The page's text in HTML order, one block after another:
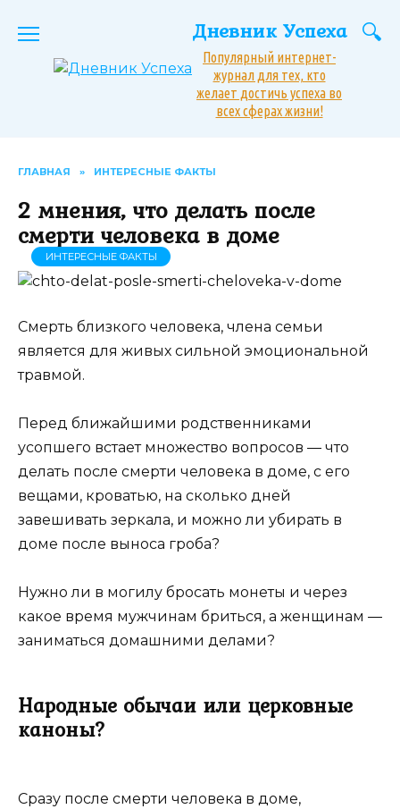
Дневник Успеха
Популярный интернет-
журнал для тех, кто
желает достичь успеха во
всех сферах жизни!
ГЛАВНАЯ » ИНТЕРЕСНЫЕ ФАКТЫ
2 мнения, что делать после
смерти человека в доме
ИНТЕРЕСНЫЕ ФАКТЫ
Смерть близкого человека, члена семьи
является для живых сильной эмоциональной
травмой.
Перед ближайшими родственниками
усопшего встает множество вопросов ― что
делать после смерти человека в доме, с его
вещами, кроватью, на сколько дней
завешивать зеркала, и можно ли убирать в
доме после выноса гроба?
Нужно ли в могилу бросать монеты и через
какое время мужчинам бриться, а женщинам ―
заниматься домашними делами?
Народные обычаи или церковные
каноны?
Сразу после смерти человека в доме,